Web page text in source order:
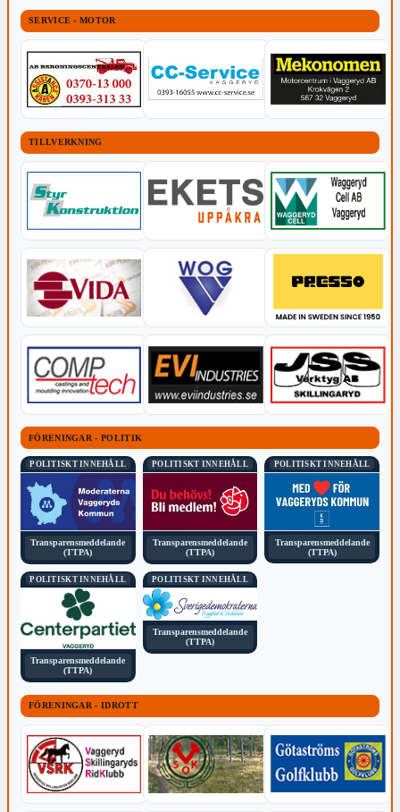
SERVICE - MOTOR
TILLVERKNING
FÖRENINGAR - POLITIK
POLITISKT INNEHÅLL
Transparensmeddelande
(TTPA)
POLITISKT INNEHÅLL
Transparensmeddelande
(TTPA)
POLITISKT INNEHÅLL
Transparensmeddelande
(TTPA)
POLITISKT INNEHÅLL
Transparensmeddelande
(TTPA)
POLITISKT INNEHÅLL
Transparensmeddelande
(TTPA)
FÖRENINGAR - IDROTT